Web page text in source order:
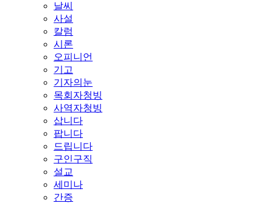
날씨
사설
칼럼
시론
오피니언
기고
기자의눈
목회자청빙
사역자청빙
삽니다
팝니다
드립니다
구인구직
설교
세미나
간증